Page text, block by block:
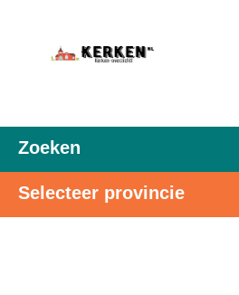
Zoeken
Selecteer provincie